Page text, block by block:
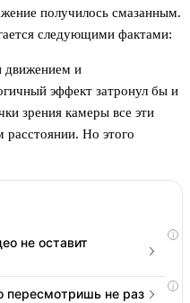
получилось смазанным.
следующими фактами:
движением и
эффект затронул бы и
зрения камеры все эти
расстоянии. Но этого
i
не оставит
i
пересмотришь не раз